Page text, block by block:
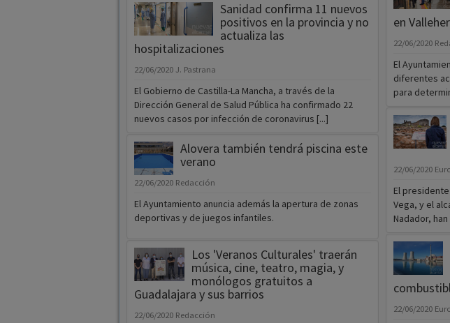
Sanidad confirma 11 nuevos
positivos en la provincia y no
actualiza las
hospitalizaciones
22/06/2020 J. Pastrana
El Gobierno de Castilla-La Mancha, a través de la
Dirección General de Salud Pública ha confirmado 22
nuevos casos por infección de coronavirus [...]
Alovera también tendrá piscina este
verano
22/06/2020 Redacción
El Ayuntamiento anuncia además la apertura de zonas
deportivas y de juegos infantiles.
Los 'Veranos Culturales' traerán
música, cine, teatro, magia, y
monólogos gratuitos a
Guadalajara y sus barrios
22/06/2020 Redacción
en
22/06/2020
El
diferentes
para
22/06/2020
El
Vega, y el
Nadador,
22/06/2020